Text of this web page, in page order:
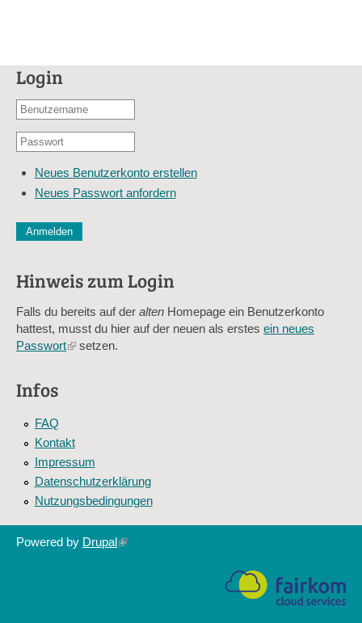
Login
Benutzername
E-
Adresse
Passwort
Neues Benutzerkonto erstellen
Neues Passwort anfordern
Diese Sicherheitsfrage überprüft, ob Sie ein menschlicher
Sag mir nicht, wie viele Sternlein stehen
Hinweis zum Login
Falls du bereits auf der alten Homepage ein Benutzerkonto
hattest, musst du hier auf der neuen als erstes ein neues
Passwort(linksetzen.
Infos
FAQ
Kontakt
Impressum
Datenschutzerklärung
Nutzungsbedingungen
Powered by Drupal(link